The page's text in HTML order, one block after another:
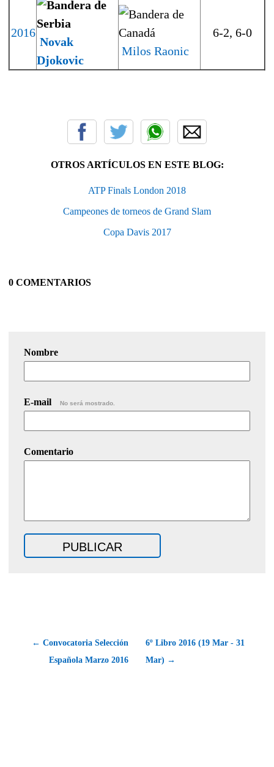
2016
Novak
Djokovic
Milos Raonic
6-2, 6-0
OTROS ARTÍCULOS EN ESTE BLOG:
ATP Finals London 2018
Campeones de torneos de Grand Slam
Copa Davis 2017
0 COMENTARIOS
Nombre
E-mail No será mostrado.
Comentario
← Convocatoria Selección
Española Marzo 2016
6º Libro 2016 (19 Mar - 31
Mar) →